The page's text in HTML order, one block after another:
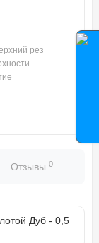
рез
Отзывы 0
Дуб - 0,5